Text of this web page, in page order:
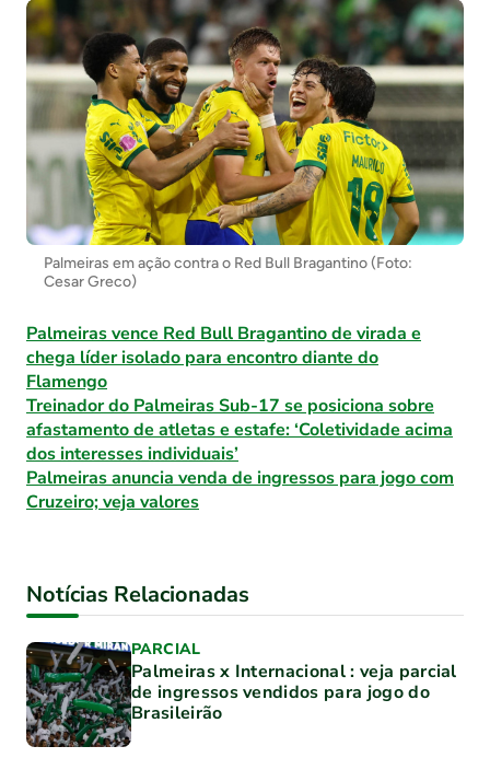
Palmeiras em ação contra o Red Bull Bragantino (Foto:
Cesar Greco)
Palmeiras vence Red Bull Bragantino de virada e
chega líder isolado para encontro diante do
Flamengo
Treinador do Palmeiras Sub-17 se posiciona sobre
afastamento de atletas e estafe: ‘Coletividade acima
dos interesses individuais’
Palmeiras anuncia venda de ingressos para jogo com
Cruzeiro; veja valores
Notícias Relacionadas
PARCIAL
Palmeiras x Internacional : veja parcial
de ingressos vendidos para jogo do
Brasileirão